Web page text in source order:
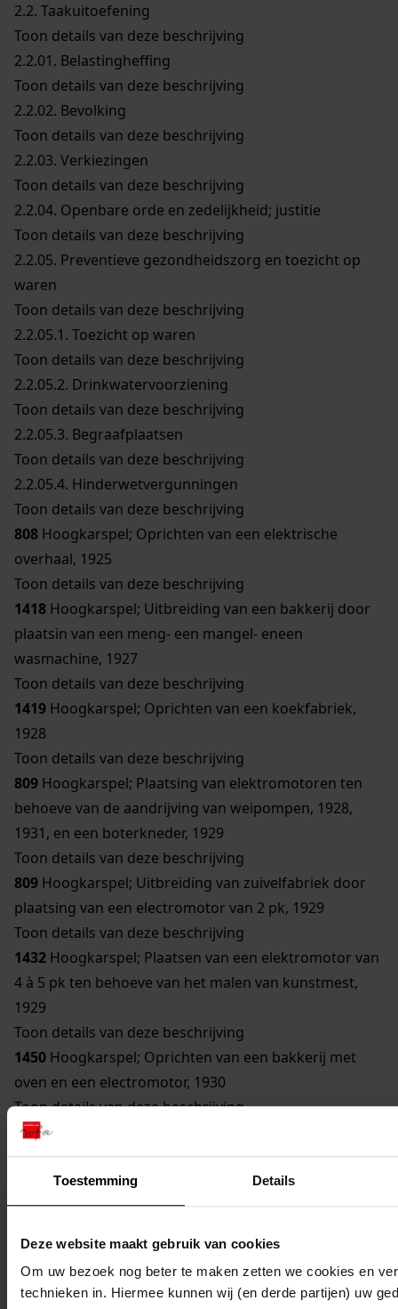
Toestemming Details
Deze website maakt gebruik van cookies
Om uw bezoek nog beter te maken zetten we cookies en
technieken in. Hiermee kunnen wij (en derde partijen) uw
2.2. Taakuitoefening
Toon details van deze beschrijving
2.2.01. Belastingheffing
Toon details van deze beschrijving
2.2.02. Bevolking
Toon details van deze beschrijving
2.2.03. Verkiezingen
Toon details van deze beschrijving
2.2.04. Openbare orde en zedelijkheid; justitie
Toon details van deze beschrijving
2.2.05. Preventieve gezondheidszorg en toezicht op
waren
Toon details van deze beschrijving
2.2.05.1. Toezicht op waren
Toon details van deze beschrijving
2.2.05.2. Drinkwatervoorziening
Toon details van deze beschrijving
2.2.05.3. Begraafplaatsen
Toon details van deze beschrijving
2.2.05.4. Hinderwetvergunningen
Toon details van deze beschrijving
808 Hoogkarspel; Oprichten van een elektrische
overhaal, 1925
Toon details van deze beschrijving
1418 Hoogkarspel; Uitbreiding van een bakkerij door
plaatsin van een meng- een mangel- eneen
wasmachine, 1927
Toon details van deze beschrijving
1419 Hoogkarspel; Oprichten van een koekfabriek,
1928
Toon details van deze beschrijving
809 Hoogkarspel; Plaatsing van elektromotoren ten
behoeve van de aandrijving van weipompen, 1928,
1931, en een boterkneder, 1929
Toon details van deze beschrijving
809 Hoogkarspel; Uitbreiding van zuivelfabriek door
plaatsing van een electromotor van 2 pk, 1929
Toon details van deze beschrijving
1432 Hoogkarspel; Plaatsen van een elektromotor van
4 à 5 pk ten behoeve van het malen van kunstmest,
1929
Toon details van deze beschrijving
1450 Hoogkarspel; Oprichten van een bakkerij met
oven en een electromotor, 1930
Toon details van deze beschrijving
809Hoogkarspel; Uitbreiding van zuivelfabriek door
plaatsing van twee electromotoren van 3 en 1,5 pk,
Toon details van deze beschrijving
1425 Hoogkarspel; Oprichten van een pompstation